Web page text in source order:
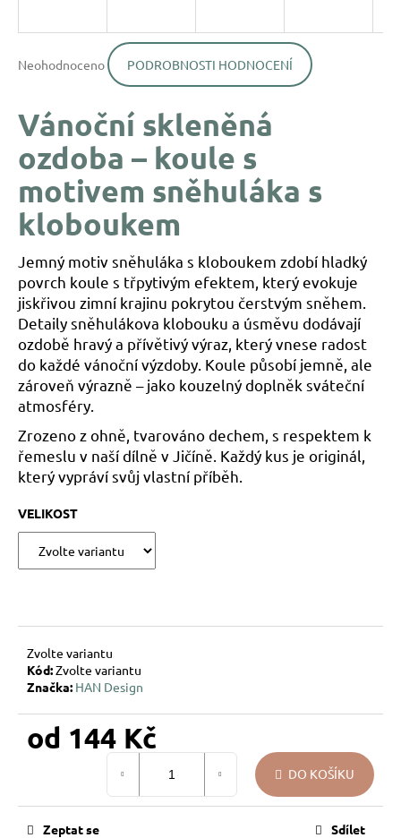
hodnocení
0,0
5
hvězdiček.
Neohodnoceno PODROBNOSTI HODNOCENÍ
Vánoční skleněná
ozdoba – koule s
motivem sněhuláka s
kloboukem
Jemný motiv sněhuláka s kloboukem zdobí hladký
povrch koule s třpytivým efektem, který evokuje
jiskřivou zimní krajinu pokrytou čerstvým sněhem.
Detaily sněhulákova klobouku a úsměvu dodávají
ozdobě hravý a přívětivý výraz, který vnese radost
do každé vánoční výzdoby. Koule působí jemně, ale
zároveň výrazně – jako kouzelný doplněk sváteční
atmosféry.
Zrozeno z ohně, tvarováno dechem, s respektem k
řemeslu v naší dílně v Jičíně. Každý kus je originál,
který vypráví svůj vlastní příběh.
VELIKOST
Zvolte variantu
Kód:Zvolte variantu
Značka: HAN Design
od 144 Kč
DO KOŠÍKU
Zeptat se Sdílet
í
?
D
o
p
o
r
u
č
u
j
e
m
DÁREK
NA
SKLENĚNÁ
SE
JMÉNEM
Kč